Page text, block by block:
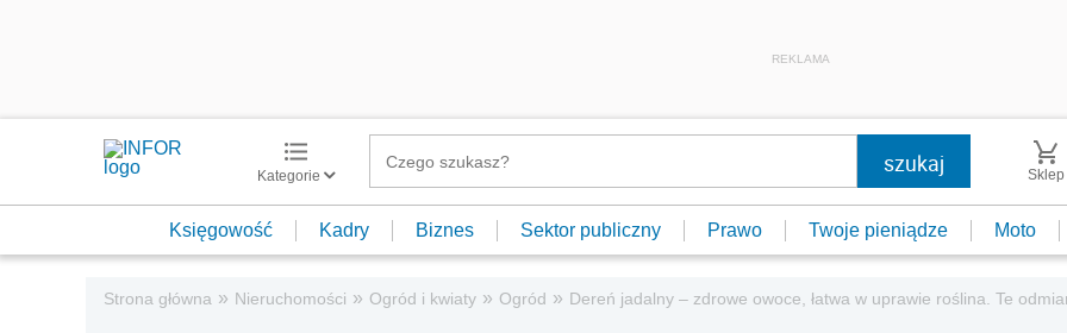
REKLAMA
Kategorie Sklep
Księgowość Kadry Biznes Sektor publiczny Prawo Twoje pieniądze Moto
Strona główna » Nieruchomości » Ogród i kwiaty » Ogród » Dereń jadalny – zdrowe owoce, łatwa w uprawie roślina. Te